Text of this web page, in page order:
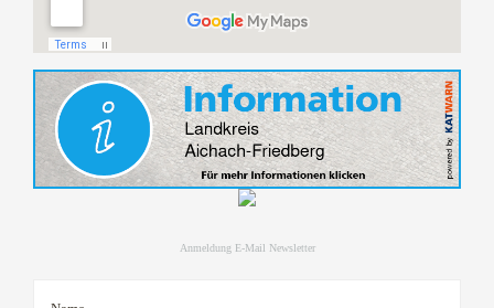
Anmeldung E-Mail Newsletter